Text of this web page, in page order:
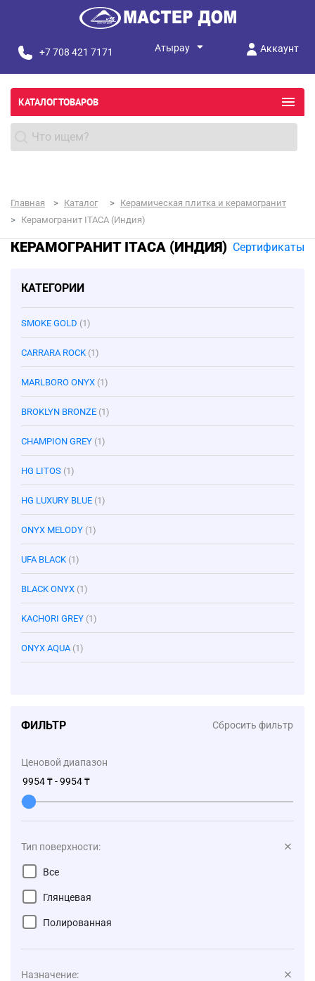
+7 708 421 7171 Аккаунт
КАТАЛОГ ТОВАРОВ
Главная Каталог
Керамическая плитка и керамогранит
Керамогранит ITACA (Индия)
КЕРАМОГРАНИТ ITACA (ИНДИЯ) Сертификаты
КАТЕГОРИИ
SMOKE GOLD (1)
CARRARA ROCK (1)
MARLBORO ONYX (1)
BROKLYN BRONZE (1)
CHAMPION GREY (1)
HG LITOS (1)
HG LUXURY BLUE (1)
ONYX MELODY (1)
UFA BLACK (1)
BLACK ONYX (1)
KACHORI GREY (1)
ONYX AQUA (1)
ФИЛЬТР Сбросить фильтр
Ценовой диапазон
Тип поверхности:
Все
Глянцевая
Полированная
Назначение: